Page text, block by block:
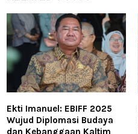
Ekti Imanuel: EBIFF 2025
Wujud Diplomasi Budaya